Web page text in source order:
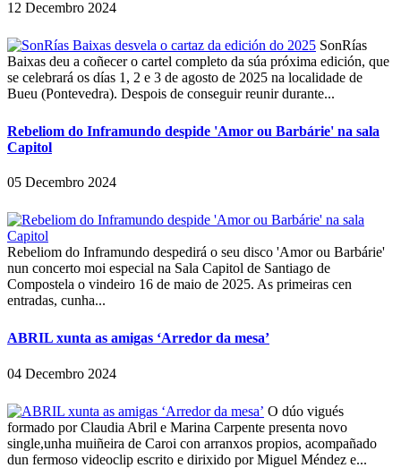
12 Decembro 2024
SonRías
Baixas deu a coñecer o cartel completo da súa próxima edición, que
se celebrará os días 1, 2 e 3 de agosto de 2025 na localidade de
Bueu (Pontevedra). Despois de conseguir reunir durante...
Rebeliom do Inframundo despide 'Amor ou Barbárie' na sala
Capitol
05 Decembro 2024
Rebeliom do Inframundo despedirá o seu disco 'Amor ou Barbárie'
nun concerto moi especial na Sala Capitol de Santiago de
Compostela o vindeiro 16 de maio de 2025. As primeiras cen
entradas, cunha...
ABRIL xunta as amigas ‘Arredor da mesa’
04 Decembro 2024
O dúo vigués
formado por Claudia Abril e Marina Carpente presenta novo
single,unha muiñeira de Caroi con arranxos propios, acompañado
dun fermoso videoclip escrito e dirixido por Miguel Méndez e...